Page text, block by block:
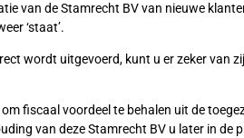
van de Stamrecht BV van nieuwe
‘staat’.
wordt uitgevoerd, kunt u er zeker van
fiscaal voordeel te behalen uit de
van deze Stamrecht BV u later in de